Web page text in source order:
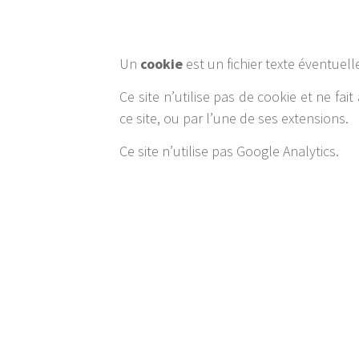
Un cookie est un fichier texte
Ce site n’utilise pas de cookie et ne
ce site, ou par l’une de ses extensions.
Ce site n’utilise pas Google Analytics.